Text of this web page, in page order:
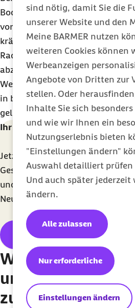
sind nötig, damit Sie die
unserer Website und den
Meine BARMER nutzen
weiteren Cookies können
Werbeanzeigen
Angebote von Dritten zur
stellen. Oder
Inhalte Sie sich
und wie wir Ihnen ein
Nutzungserlebnis bieten
"Einstellungen ändern"
Auswahl detailliert prüfen
Und auch später jederzeit
ändern.
Einstellungen ändern
Nur erforderliche
Alle zulassen
Bodenplatten kann es auch in
vordringen. In Deutschland
kräftiges Durchlüften aus, um
Radonkonzentration in
abzusenken. Werden
Werkstätten, Hobbyräume oder
in betroffenen Gebieten
gelüftet, besteht ein erhöhtes
Ihr Newsletter für ein
Jetzt unverbindlich anmelden
Gesundheitsthemen mit
und über exklusive Barmer-
Neuigkeiten informiert werden.
Newsletter abonnieren
Wie hängen
und
zusammen?